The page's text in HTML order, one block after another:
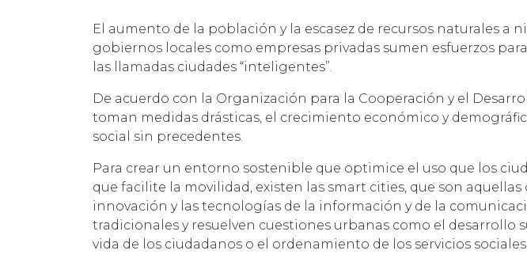
El aumento de la población y la escasez de recursos naturales a
gobiernos locales como empresas privadas sumen esfuerzos
las llamadas ciudades “inteligentes”.
De acuerdo con la Organización para la Cooperación y el
toman medidas drásticas, el crecimiento económico y
social sin precedentes.
Para crear un entorno sostenible que optimice el uso que los
que facilite la movilidad, existen las smart cities, que son
innovación y las tecnologías de la información y de la
tradicionales y resuelven cuestiones urbanas como el desarrollo
vida de los ciudadanos o el ordenamiento de los servicios